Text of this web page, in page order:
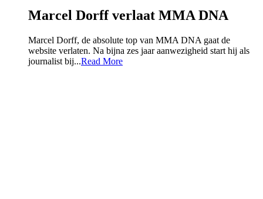
Marcel Dorff verlaat MMA DNA
Marcel Dorff, de absolute top van MMA DNA gaat de
website verlaten. Na bijna zes jaar aanwezigheid start hij als
journalist bij...Read More